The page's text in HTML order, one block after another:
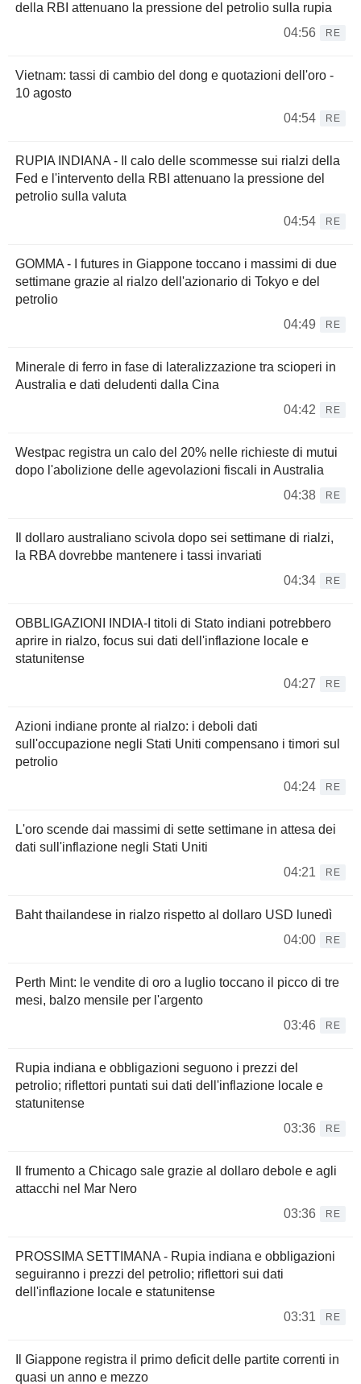
della RBI attenuano la pressione del petrolio sulla rupia
04:56
RE
Vietnam: tassi di cambio del dong e quotazioni dell'oro -
10 agosto
04:54
RE
RUPIA INDIANA - Il calo delle scommesse sui rialzi della
Fed e l'intervento della RBI attenuano la pressione del
petrolio sulla valuta
04:54
RE
GOMMA - I futures in Giappone toccano i massimi di due
settimane grazie al rialzo dell'azionario di Tokyo e del
petrolio
04:49
RE
Minerale di ferro in fase di lateralizzazione tra scioperi in
Australia e dati deludenti dalla Cina
04:42
RE
Westpac registra un calo del 20% nelle richieste di mutui
dopo l'abolizione delle agevolazioni fiscali in Australia
04:38
RE
Il dollaro australiano scivola dopo sei settimane di rialzi,
la RBA dovrebbe mantenere i tassi invariati
04:34
RE
OBBLIGAZIONI INDIA-I titoli di Stato indiani potrebbero
aprire in rialzo, focus sui dati dell'inflazione locale e
statunitense
04:27
RE
Azioni indiane pronte al rialzo: i deboli dati
sull'occupazione negli Stati Uniti compensano i timori sul
petrolio
04:24
RE
L'oro scende dai massimi di sette settimane in attesa dei
dati sull'inflazione negli Stati Uniti
04:21
RE
Baht thailandese in rialzo rispetto al dollaro USD lunedì
04:00
RE
Perth Mint: le vendite di oro a luglio toccano il picco di tre
mesi, balzo mensile per l'argento
03:46
RE
Rupia indiana e obbligazioni seguono i prezzi del
petrolio; riflettori puntati sui dati dell'inflazione locale e
statunitense
03:36
RE
Il frumento a Chicago sale grazie al dollaro debole e agli
attacchi nel Mar Nero
03:36
RE
PROSSIMA SETTIMANA - Rupia indiana e obbligazioni
seguiranno i prezzi del petrolio; riflettori sui dati
dell'inflazione locale e statunitense
03:31
RE
Il Giappone registra il primo deficit delle partite correnti in
quasi un anno e mezzo